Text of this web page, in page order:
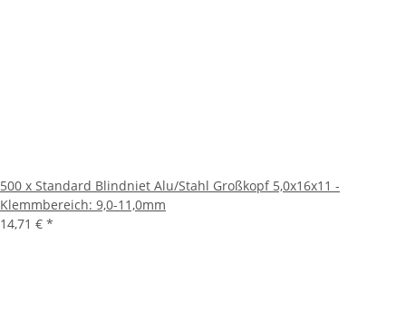
500 x Standard Blindniet Alu/Stahl Großkopf 5,0x16x11 -
Klemmbereich: 9,0-11,0mm
14,71 € *